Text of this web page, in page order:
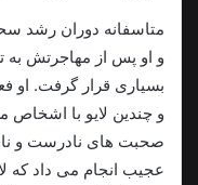
متاسفانه دوران رشد
و او پس از مهاجرتش به
بسیاری قرار گرفت. او
و چندین لایو با
صحبت های نادرست و
عجیب انجام می داد که